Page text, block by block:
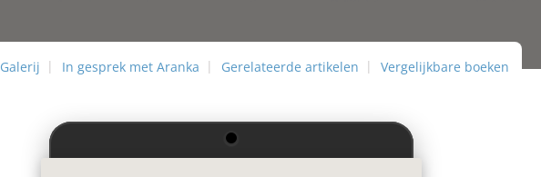
Galerij In gesprek met Aranka Gerelateerde artikelen Vergelijkbare boeken